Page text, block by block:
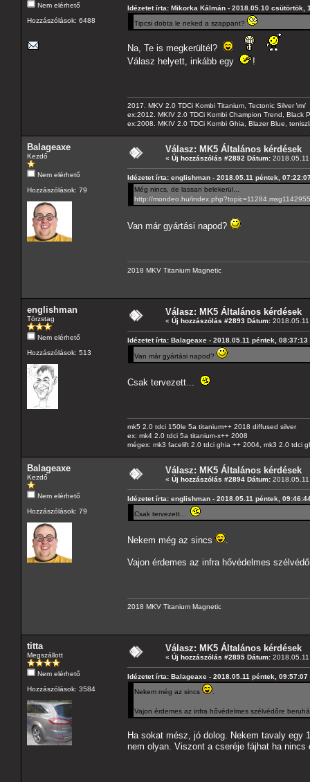
Nem elérhető
Hozzászólások: 6488
Idézetet írta: Mikorka Kálmán - 2018.05.10 csütörtök,
Tipcsi dobta le neked a szappant?
Na, Te is megkerültél?
Válasz helyett, inkább egy
!
2017. MKV 2.0 TDCi Kombi Titanium, Tectonic Silver \m/
ex:2012. MKIV 2.0 TDCi Kombi Champion Trend, Black
ex:2008. MKIV 2.0 TDCi Kombi Ghia, Blazer Blue,
Balageaxe
Kezdő
Nem elérhető
Hozzászólások: 79
Válasz: MK5 Általános kérdések
« Új hozzászólás #2892 Dátum:
Idézetet írta: englishman - 2018.05.11 péntek,
Még nincs, de lassan belekerül...
http://mondeo.hu/
Van már gyártási napod?
2018 MKV Titanium Magnetic
englishman
Törzstag
Nem elérhető
Hozzászólások: 513
Válasz: MK5 Általános kérdések
« Új hozzászólás #2893 Dátum:
Idézetet írta: Balageaxe - 2018.05.11 péntek, 08:37:13
Van már gyártási napod?
Csak tervezett...
mk5 2.0 tdci 150le 5a titanium++ 2018 diffused silver
ex: mk4 2.0 tdci 5a titanium-x++ 2008
mégex: mk3 facelift 2.0 tdci ghia ++ 2004, mk3 2.0 tdci
Balageaxe
Kezdő
Nem elérhető
Hozzászólások: 79
Válasz: MK5 Általános kérdések
« Új hozzászólás #2894 Dátum:
Idézetet írta: englishman - 2018.05.11 péntek,
Csak tervezett...
Nekem még az sincs
Vajon érdemes az infra hővédelmes
2018 MKV Titanium Magnetic
titta
Megszállott
Nem elérhető
Hozzászólások: 3584
Válasz: MK5 Általános kérdések
« Új hozzászólás #2895 Dátum:
Idézetet írta: Balageaxe - 2018.05.11 péntek, 09:57:07
Nekem még az sincs
Vajon érdemes az infra hővédelmes szélvédőre
Ha sokat mész, jó dolog. Nekem tavaly egy
nem olyan. Viszont a cseréje fájhat ha nincs